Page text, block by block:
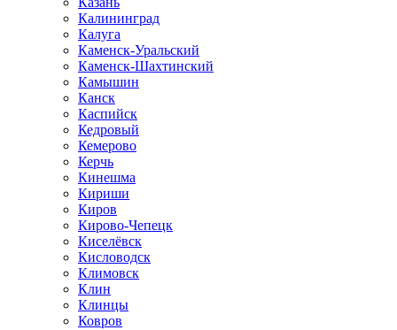
Калининград
Калуга
Каменск-Уральский
Каменск-Шахтинский
Камышин
Канск
Каспийск
Кедровый
Кемерово
Керчь
Кинешма
Кириши
Киров
Кирово-Чепецк
Киселёвск
Кисловодск
Климовск
Клин
Клинцы
Ковров